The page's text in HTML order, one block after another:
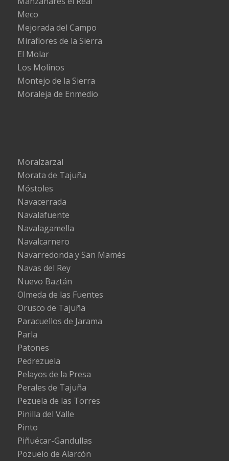
Meco
Mejorada del Campo
Miraflores de la Sierra
El Molar
Los Molinos
Montejo de la Sierra
Moraleja de Enmedio
Moralzarzal
Morata de Tajuña
Móstoles
Navacerrada
Navalafuente
Navalagamella
Navalcarnero
Navarredonda y San Mamés
Navas del Rey
Nuevo Baztán
Olmeda de las Fuentes
Orusco de Tajuña
Paracuellos de Jarama
Parla
Patones
Pedrezuela
Pelayos de la Presa
Perales de Tajuña
Pezuela de las Torres
Pinilla del Valle
Pinto
Piñuécar-Gandullas
Pozuelo de Alarcón